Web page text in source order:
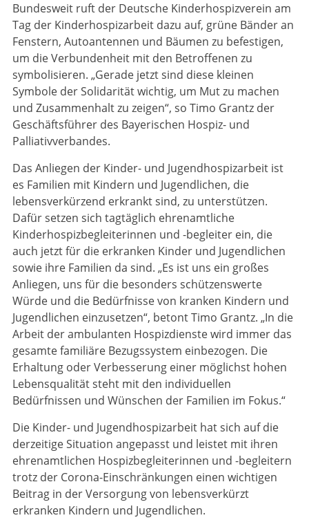
Bundesweit ruft der Deutsche Kinderhospizverein am
Tag der Kinderhospizarbeit dazu auf, grüne Bänder an
Fenstern, Autoantennen und Bäumen zu befestigen,
um die Verbundenheit mit den Betroffenen zu
symbolisieren. „Gerade jetzt sind diese kleinen
Symbole der Solidarität wichtig, um Mut zu machen
und Zusammenhalt zu zeigen“, so Timo Grantz der
Geschäftsführer des Bayerischen Hospiz- und
Palliativverbandes.
Das Anliegen der Kinder- und Jugendhospizarbeit ist
es Familien mit Kindern und Jugendlichen, die
lebensverkürzend erkrankt sind, zu unterstützen.
Dafür setzen sich tagtäglich ehrenamtliche
Kinderhospizbegleiterinnen und -begleiter ein, die
auch jetzt für die erkranken Kinder und Jugendlichen
sowie ihre Familien da sind. „Es ist uns ein großes
Anliegen, uns für die besonders schützenswerte
Würde und die Bedürfnisse von kranken Kindern und
Jugendlichen einzusetzen“, betont Timo Grantz. „In die
Arbeit der ambulanten Hospizdienste wird immer das
gesamte familiäre Bezugssystem einbezogen. Die
Erhaltung oder Verbesserung einer möglichst hohen
Lebensqualität steht mit den individuellen
Bedürfnissen und Wünschen der Familien im Fokus.“
Die Kinder- und Jugendhospizarbeit hat sich auf die
derzeitige Situation angepasst und leistet mit ihren
ehrenamtlichen Hospizbegleiterinnen und -begleitern
trotz der Corona-Einschränkungen einen wichtigen
Beitrag in der Versorgung von lebensverkürzt
erkranken Kindern und Jugendlichen.